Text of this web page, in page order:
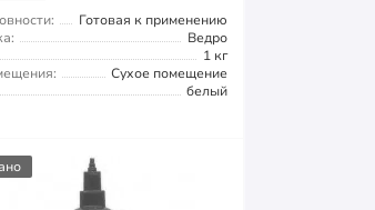
Готовая к применению
Ведро
1 кг
Сухое помещение
белый